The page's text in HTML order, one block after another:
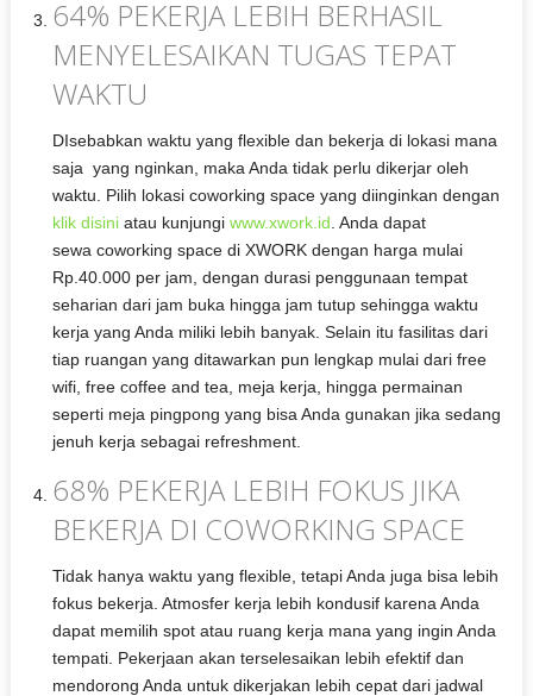
64% PEKERJA LEBIH BERHASIL
MENYELESAIKAN TUGAS TEPAT
WAKTU
DIsebabkan waktu yang flexible dan bekerja di lokasi mana
saja yang nginkan, maka Anda tidak perlu dikerjar oleh
waktu. Pilih lokasi coworking space yang diinginkan dengan
klik disini atau kunjungiwww.xwork.id . Anda dapat
sewa coworking space di XWORK dengan harga mulai
Rp.40.000 per jam, dengan durasi penggunaan tempat
seharian dari jam buka hingga jam tutup sehingga waktu
kerja yang Anda miliki lebih banyak. Selain itu fasilitas dari
tiap ruangan yang ditawarkan pun lengkap mulai dari free
wifi, free coffee and tea, meja kerja, hingga permainan
seperti meja pingpong yang bisa Anda gunakan jika sedang
jenuh kerja sebagai refreshment.
68% PEKERJA LEBIH FOKUS JIKA
BEKERJA DI COWORKING SPACE
Tidak hanya waktu yang flexible, tetapi Anda juga bisa lebih
fokus bekerja. Atmosfer kerja lebih kondusif karena Anda
dapat memilih spot atau ruang kerja mana yang ingin Anda
tempati. Pekerjaan akan terselesaikan lebih efektif dan
mendorong Anda untuk dikerjakan lebih cepat dari jadwal